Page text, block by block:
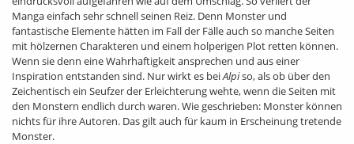
Manga einfach sehr schnell seinen Reiz. Denn Monster und
fantastische Elemente hätten im Fall der Fälle auch so manche Seiten
mit hölzernen Charakteren und einem holperigen Plot retten können.
Wenn sie denn eine Wahrhaftigkeit ansprechen und aus einer
Inspiration entstanden sind. Nur wirkt es beiAlpiso, als ob über den
Zeichentisch ein Seufzer der Erleichterung wehte, wenn die Seiten mit
den Monstern endlich durch waren. Wie geschrieben: Monster können
nichts für ihre Autoren. Das gilt auch für kaum in Erscheinung tretende
Monster.